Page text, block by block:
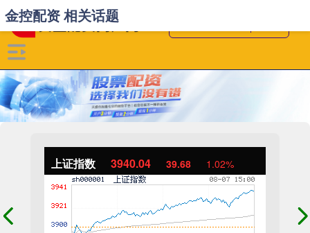
上证指数 3940.04 39.68 1.02%
金控配资 相关话题